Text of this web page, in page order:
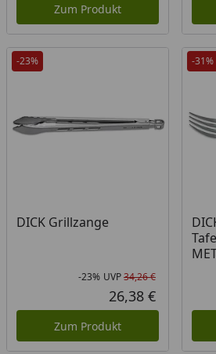
Zum Produkt
-23%
DICK Grillzange
Rabatt in
-23% UVP34,26 €
Aktueller
26,38 €
Zum Produkt
-31%